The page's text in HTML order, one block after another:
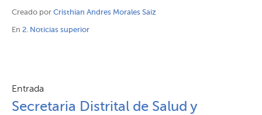
Creado por Cristhian Andres Morales Saiz
En 2. Noticias superior
Entrada
Secretaria Distrital de Salud y